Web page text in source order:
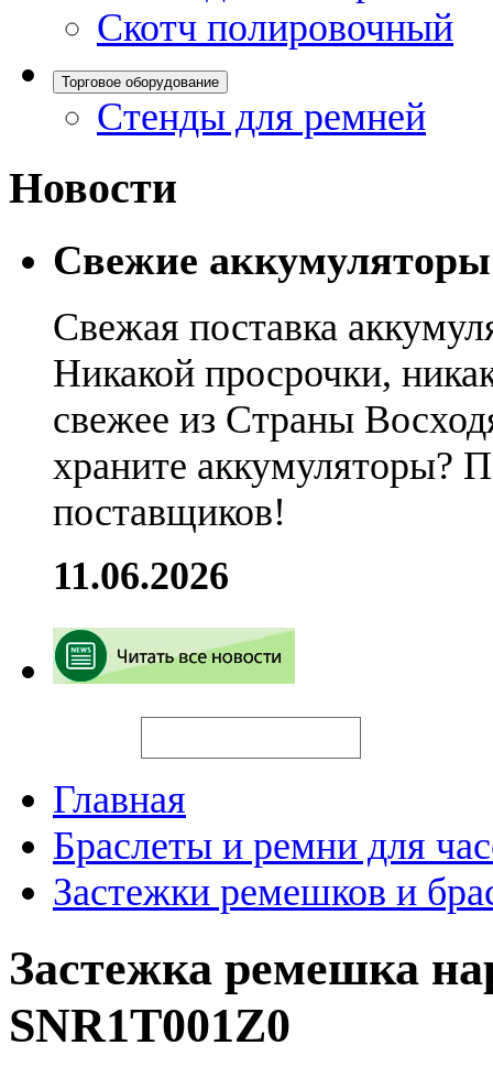
Скотч полировочный
Торговое оборудование
Стенды для ремней
Новости
Свежие
Свежая поставка
Никакой просрочки,
свежее из Страны
храните аккумуляторы?
поставщиков!
11.06.2026
Главная
Браслеты и ремни для
Застежки ремешков и
Застежка ремешка
SNR1T001Z0